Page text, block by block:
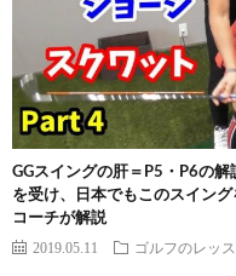
GGスイングの肝＝P5・P6の
を受け、日本でもこのスイン
コーチが解説
2019.05.11 ゴルフのレッ